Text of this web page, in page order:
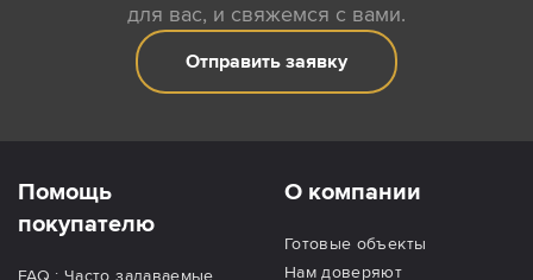
для вас, и свяжемся с вами.
Отправить заявку
Помощь
покупателю
О компании
Готовые объекты
Нам доверяют